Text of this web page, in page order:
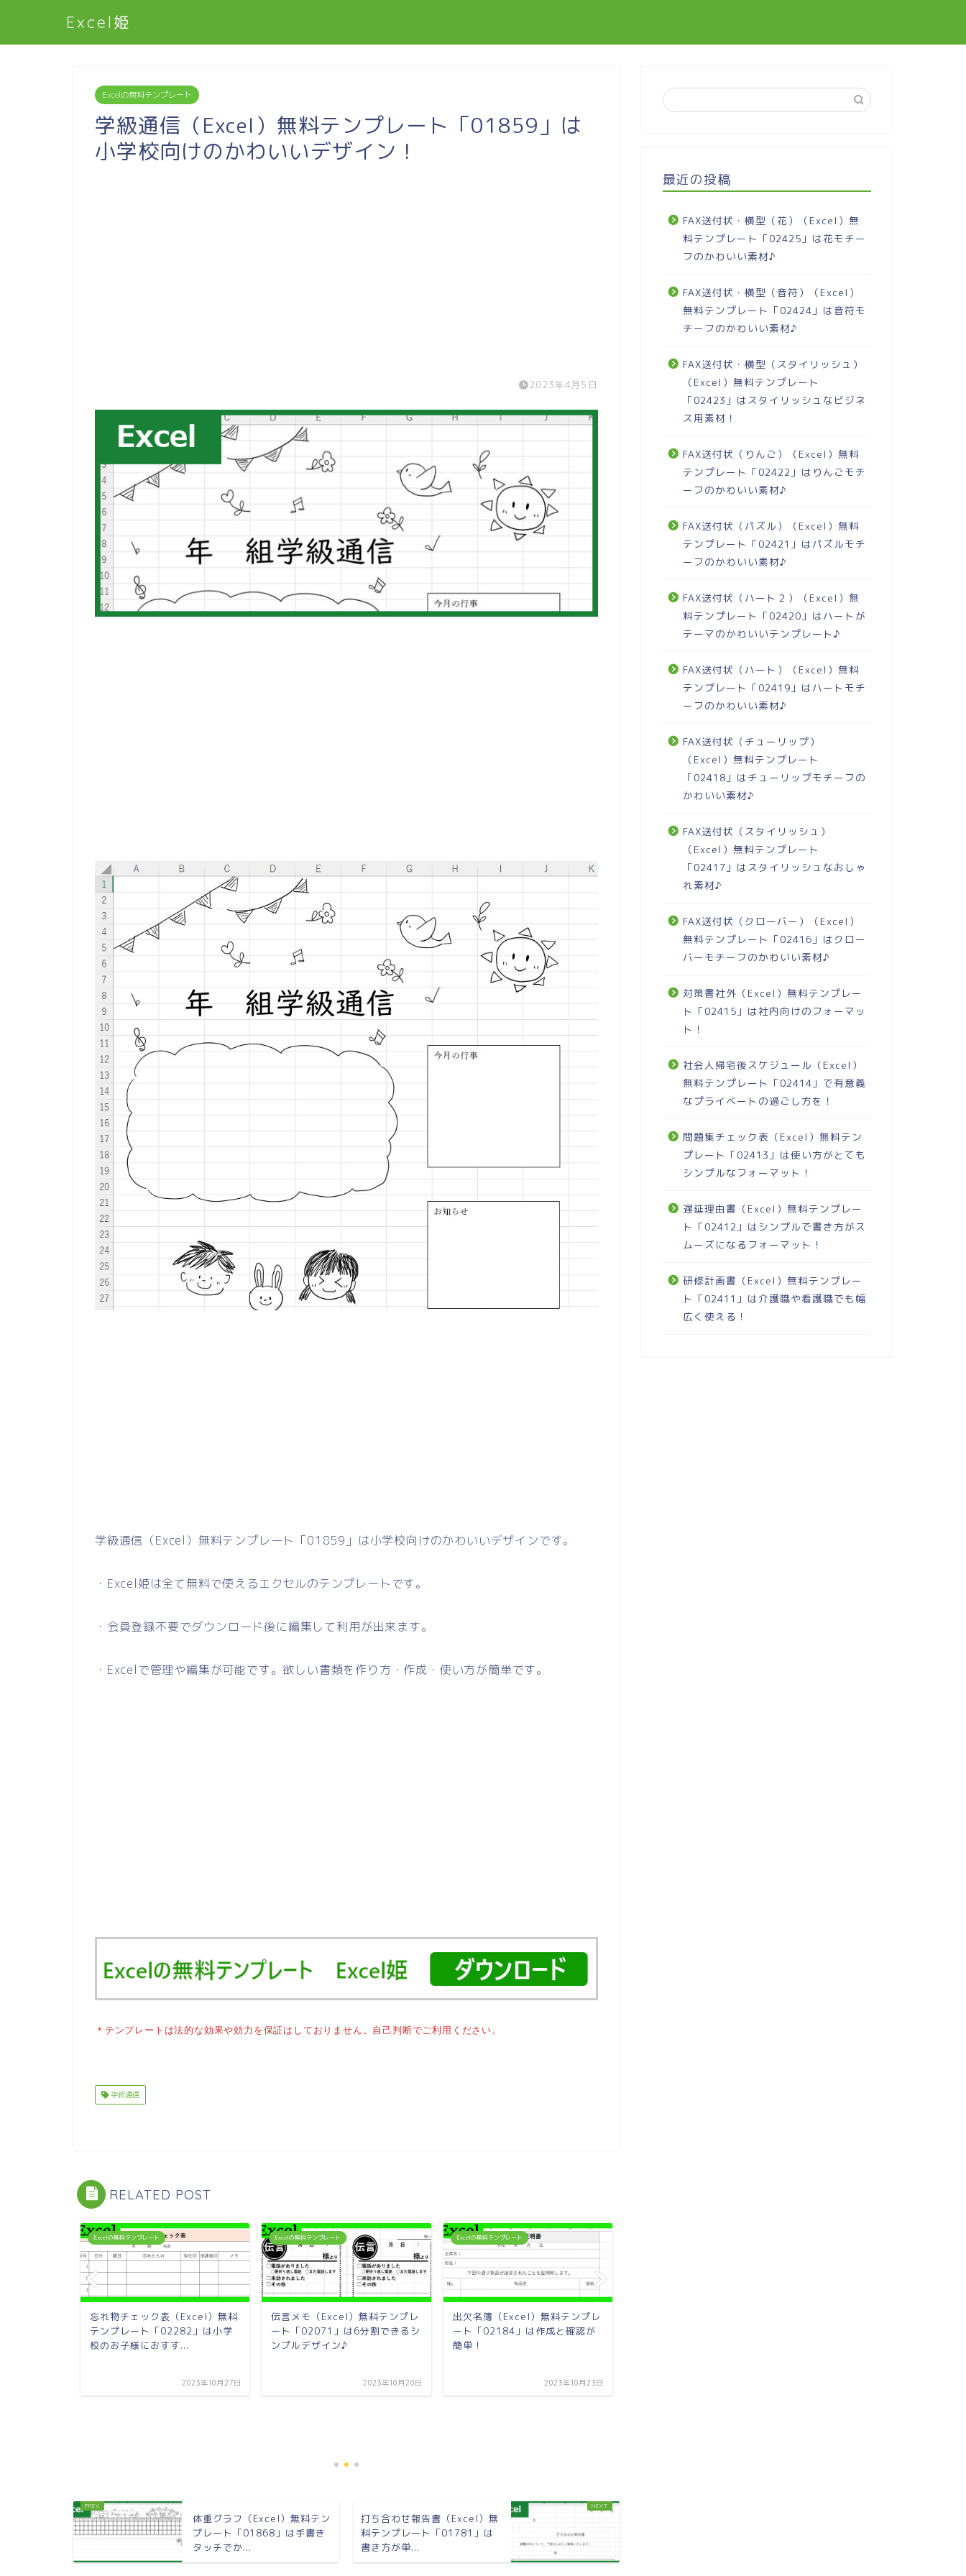
Excel姫
Excelの無料テンプレート
学級通信（Excel）無料テンプレート「01859」は
小学校向けのかわいいデザイン！
2023年4月5日
学級通信（Excel）無料テンプレート「01859」は小学校向けのかわいいデザインです。
・Excel姫は全て無料で使えるエクセルのテンプレートです。
・会員登録不要でダウンロード後に編集して利用が出来ます。
・Excelで管理や編集が可能です。欲しい書類を作り方・作成・使い方が簡単です。
＊テンプレートは法的な効果や効力を保証はしておりません。自己判断でご利用ください。
学級通信
RELATED POST
Excelの無料テンプレート
忘れ物チェック表（Excel）無料
テンプレート「02282」は小学
校のお子様におすす...
2023年10月27日
Excelの無料テンプレート
伝言メモ（Excel）無料テンプレ
ート「02071」は6分割できるシ
ンプルデザイン♪
2023年10月20日
Excelの無料テンプレート
出欠名簿（Excel）無料テンプレ
ート「02184」は作成と確認が
簡単！
2023年10月23日
体重グラフ（Excel）無料テン
プレート「01868」は手書き
タッチでか...
打ち合わせ報告書（Excel）無
料テンプレート「01781」は
書き方が単...
最近の投稿
FAX送付状・横型（花）（Excel）無
料テンプレート「02425」は花モチー
フのかわいい素材♪
FAX送付状・横型（音符）（Excel）
無料テンプレート「02424」は音符モ
チーフのかわいい素材♪
FAX送付状・横型（スタイリッシュ）
（Excel）無料テンプレート
「02423」はスタイリッシュなビジネ
ス用素材！
FAX送付状（りんご）（Excel）無料
テンプレート「02422」はりんごモチ
ーフのかわいい素材♪
FAX送付状（パズル）（Excel）無料
テンプレート「02421」はパズルモチ
ーフのかわいい素材♪
FAX送付状（ハート２）（Excel）無
料テンプレート「02420」はハートが
テーマのかわいいテンプレート♪
FAX送付状（ハート）（Excel）無料
テンプレート「02419」はハートモチ
ーフのかわいい素材♪
FAX送付状（チューリップ）
（Excel）無料テンプレート
「02418」はチューリップモチーフの
かわいい素材♪
FAX送付状（スタイリッシュ）
（Excel）無料テンプレート
「02417」はスタイリッシュなおしゃ
れ素材♪
FAX送付状（クローバー）（Excel）
無料テンプレート「02416」はクロー
バーモチーフのかわいい素材♪
対策書社外（Excel）無料テンプレー
ト「02415」は社内向けのフォーマッ
ト！
社会人帰宅後スケジュール（Excel）
無料テンプレート「02414」で有意義
なプライベートの過ごし方を！
問題集チェック表（Excel）無料テン
プレート「02413」は使い方がとても
シンプルなフォーマット！
遅延理由書（Excel）無料テンプレー
ト「02412」はシンプルで書き方がス
ムーズになるフォーマット！
研修計画書（Excel）無料テンプレー
ト「02411」は介護職や看護職でも幅
広く使える！